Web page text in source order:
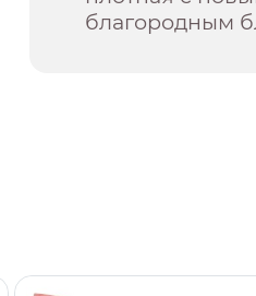
благородным